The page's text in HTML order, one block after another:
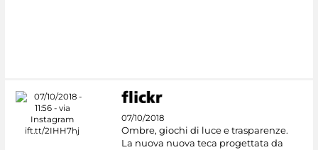
07/10/2018
Ombre, giochi di luce e trasparenze.
La nuova nuova teca progettata da